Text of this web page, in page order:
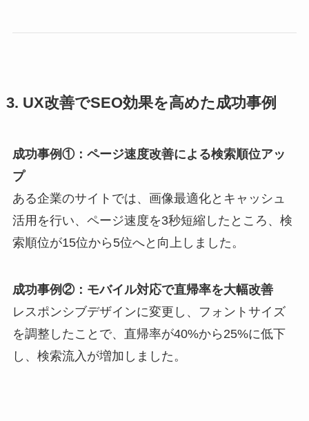
3. UX改善でSEO効果を高めた成功事例
成功事例①：ページ速度改善による検索順位アッ
プ
ある企業のサイトでは、画像最適化とキャッシュ
活用を行い、ページ速度を3秒短縮したところ、検
索順位が15位から5位へと向上しました。
成功事例②：モバイル対応で直帰率を大幅改善
レスポンシブデザインに変更し、フォントサイズ
を調整したことで、直帰率が40%から25%に低下
し、検索流入が増加しました。